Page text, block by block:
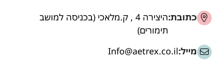
כתובת:
היצירה 4 , ק.מלאכי (בכניסה למושב
תימורים)
מייל:Info@aetrex.co.il